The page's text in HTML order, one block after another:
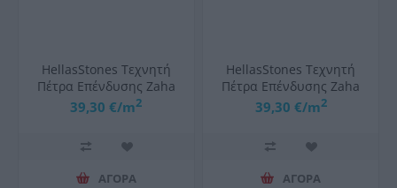
HellasStones Τεχνητή
Πέτρα Επένδυσης Zaha
Blanky
39,30 €/m2
ΑΓΟΡΑ
HellasStones Τεχνητή
Πέτρα Επένδυσης Zaha
Sunny
39,30 €/m2
ΑΓΟΡΑ